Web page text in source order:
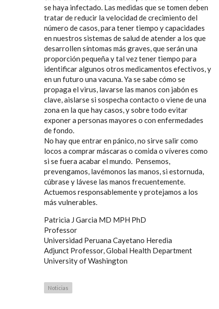
se haya infectado. Las medidas que se tomen deben
tratar de reducir la velocidad de crecimiento del
número de casos, para tener tiempo y capacidades
en nuestros sistemas de salud de atender a los que
desarrollen síntomas más graves, que serán una
proporción pequeña y tal vez tener tiempo para
identificar algunos otros medicamentos efectivos, y
en un futuro una vacuna. Ya se sabe cómo se
propaga el virus, lavarse las manos con jabón es
clave, aislarse si sospecha contacto o viene de una
zona en la que hay casos, y sobre todo evitar
exponer a personas mayores o con enfermedades
de fondo.
No hay que entrar en pánico, no sirve salir como
locos a comprar máscaras o comida o víveres como
si se fuera acabar el mundo. Pensemos,
prevengamos, lavémonos las manos, si estornuda,
cúbrase y lávese las manos frecuentemente.
Actuemos responsablemente y protejamos a los
más vulnerables.
Patricia J Garcia MD MPH PhD
Professor
Universidad Peruana Cayetano Heredia
Adjunct Professor, Global Health Department
University of Washington
Noticias